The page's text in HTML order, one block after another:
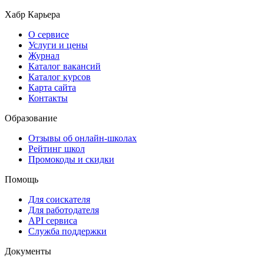
Хабр Карьера
О сервисе
Услуги и цены
Журнал
Каталог вакансий
Каталог курсов
Карта сайта
Контакты
Образование
Отзывы об онлайн-школах
Рейтинг школ
Промокоды и скидки
Помощь
Для соискателя
Для работодателя
API сервиса
Служба поддержки
Документы